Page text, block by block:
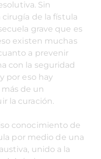
Sin
de la fístula
grave que es
existen muchas
a prevenir
con la seguridad
por eso hay
de un
la curación.
conocimiento de
por medio de una
unido a la